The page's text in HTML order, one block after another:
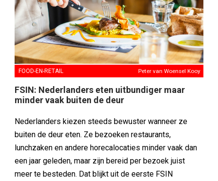
FOOD-EN-RETAIL Peter van Woensel Kooy
FSIN: Nederlanders eten uitbundiger maar
minder vaak buiten de deur
Nederlanders kiezen steeds bewuster wanneer ze
buiten de deur eten. Ze bezoeken restaurants,
lunchzaken en andere horecalocaties minder vaak dan
een jaar geleden, maar zijn bereid per bezoek juist
meer te besteden. Dat blijkt uit de eerste FSIN